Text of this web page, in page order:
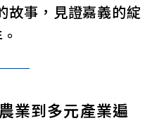
故事，見證嘉義的綻
業到多元產業遍